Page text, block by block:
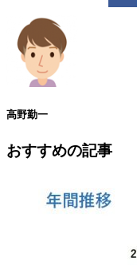
高野勤一
おすすめの記事